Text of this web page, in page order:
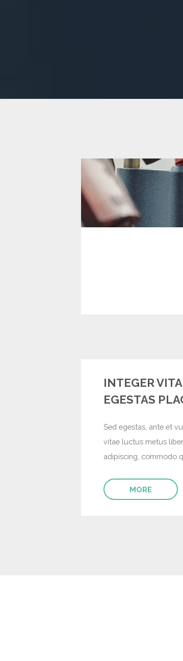
INTEGER
EGESTAS
Sed egestas, ante et
vitae luctus metus
adipiscing, commodo
MORE